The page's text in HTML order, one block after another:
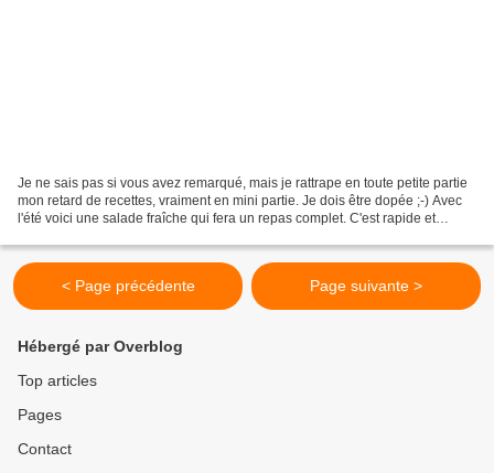
Je ne sais pas si vous avez remarqué, mais je rattrape en toute petite partie
mon retard de recettes, vraiment en mini partie. Je dois être dopée ;-) Avec
l'été voici une salade fraîche qui fera un repas complet. C'est rapide et
< Page précédente Page suivante >
Hébergé par Overblog
Top articles
Pages
Contact